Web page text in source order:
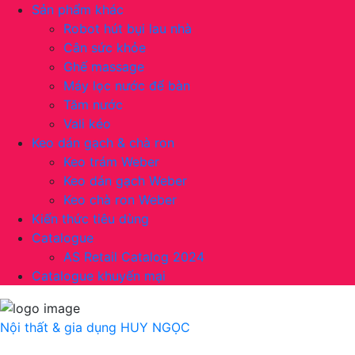
Sản phẩm khác
Robot hút bụi lau nhà
Cân sức khỏe
Ghế massage
Máy lọc nước để bàn
Tăm nước
Vali kéo
Keo dán gạch & chà ron
Keo trám Weber
Keo dán gạch Weber
Keo chà ron Weber
Kiến thức tiêu dùng
Catalogue
AS Retail Catalog 2024
Catalogue khuyến mại
Nội thất & gia dụng HUY NGỌC